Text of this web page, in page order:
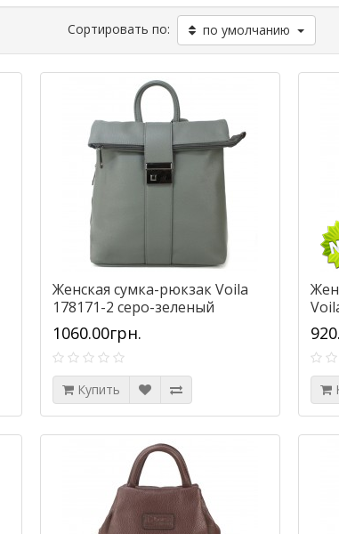
Сортировать по: по умолчанию
Женская сумка-рюкзак Voila
178171-2 серо-зеленый
1060.00грн.
Купить